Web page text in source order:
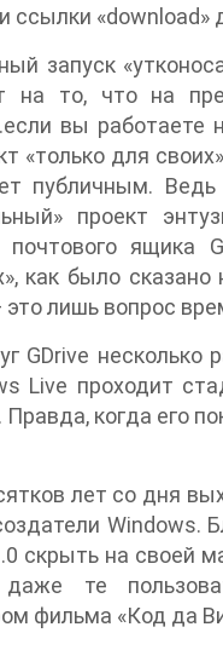
ссылки
запуск
то, что на
вы
«только для
публичным.
проект
почтового ящика
как было
лишь вопрос
GDrive несколько
Live проходит
Правда, когда его
лет со дня
Windows.
скрыть на своей
даже те
фильма «Код да